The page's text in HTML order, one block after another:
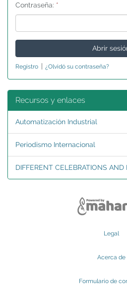
Contraseña: *
Registro | ¿Olvidó su contraseña?
Recursos y enlaces
Automatización Industrial
Periodismo Internacional
DIFFERENT CELEBRATIONS AND
Legal
Acerca de
Formulario de